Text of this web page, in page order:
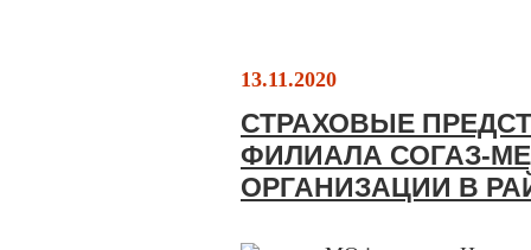
13.11.2020
СТРАХОВЫЕ
ФИЛИАЛА СОГАЗ-
ОРГАНИЗАЦИИ В